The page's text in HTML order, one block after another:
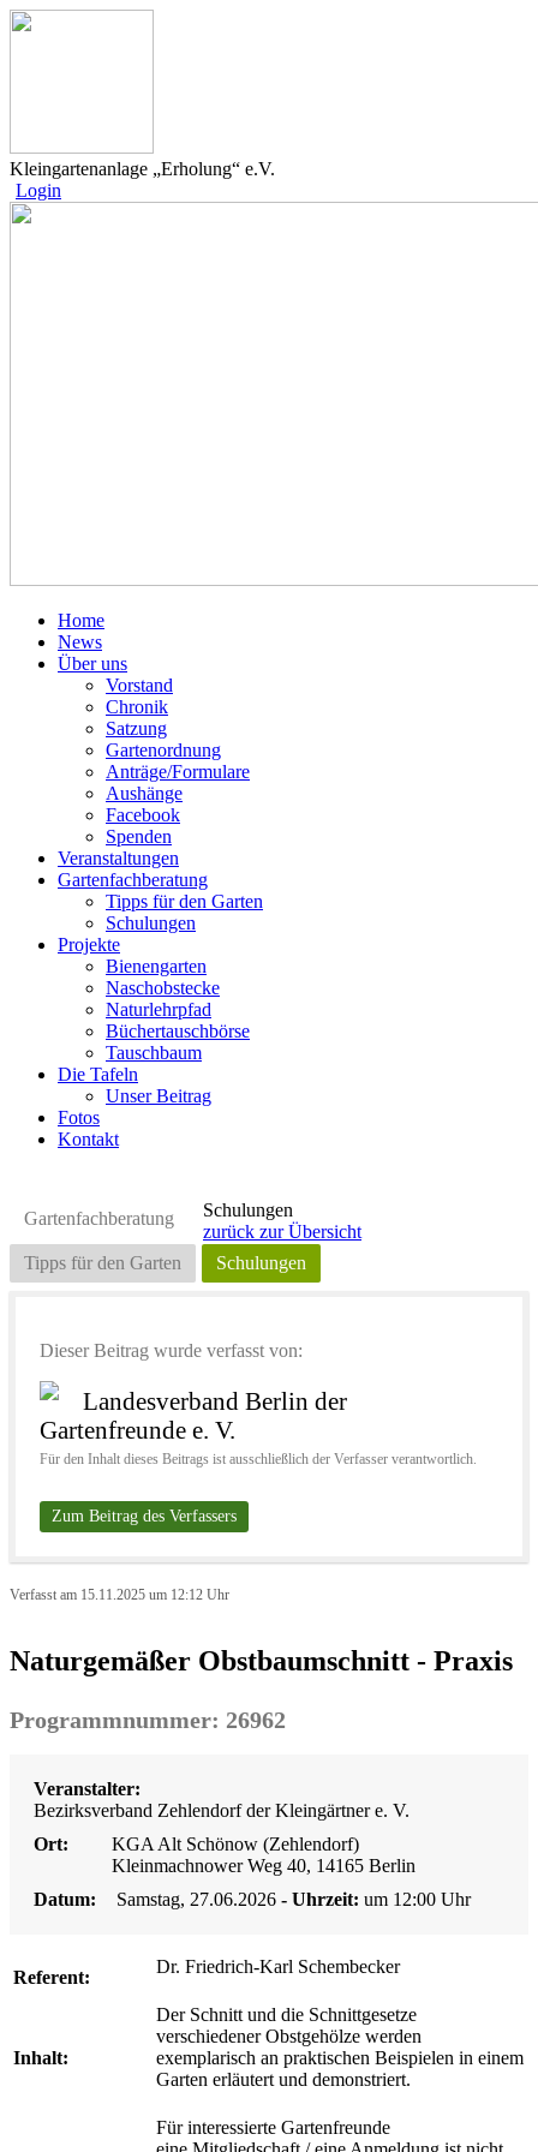
Kleingartenanlage „Erholung“ e.V.
Login
Home
News
Über uns
Vorstand
Chronik
Satzung
Gartenordnung
Anträge/Formulare
Aushänge
Facebook
Spenden
Veranstaltungen
Gartenfachberatung
Tipps für den Garten
Schulungen
Projekte
Bienengarten
Naschobstecke
Naturlehrpfad
Büchertauschbörse
Tauschbaum
Die Tafeln
Unser Beitrag
Fotos
Kontakt
Gartenfachberatung
Tipps für den Garten Schulungen
Schulungen
zurück zur Übersicht
Dieser Beitrag wurde verfasst von:
Landesverband Berlin der
Gartenfreunde e. V.
Für den Inhalt dieses Beitrags ist ausschließlich der Verfasser verantwortlich.
Zum Beitrag des Verfassers
Verfasst am 15.11.2025 um 12:12 Uhr
Naturgemäßer Obstbaumschnitt - Praxis
Programmnummer: 26962
Veranstalter:
Bezirksverband Zehlendorf der Kleingärtner e. V.
Ort:
KGA Alt Schönow (Zehlendorf)
Kleinmachnower Weg 40, 14165 Berlin
Datum:
Samstag, 27.06.2026 - Uhrzeit: um 12:00 Uhr
Referent:
Dr. Friedrich-Karl Schembecker
Inhalt:
Der Schnitt und die Schnittgesetze
verschiedener Obstgehölze werden
exemplarisch an praktischen Beispielen in einem
Garten erläutert und demonstriert.
Für interessierte Gartenfreunde